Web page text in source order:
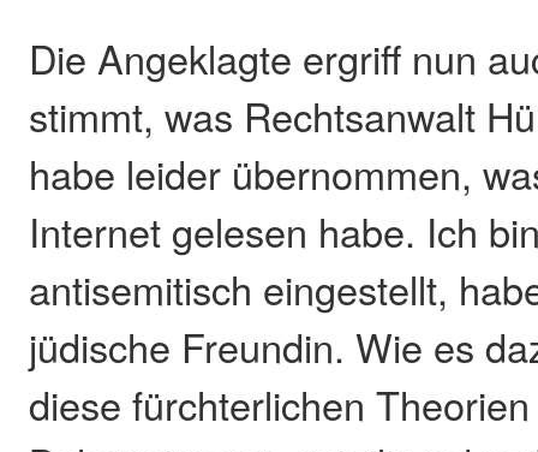
Die Angeklagte ergriff nun
stimmt, was Rechtsanwalt
habe leider übernommen,
Internet gelesen habe. Ich
antisemitisch eingestellt,
jüdische Freundin. Wie es
diese fürchterlichen